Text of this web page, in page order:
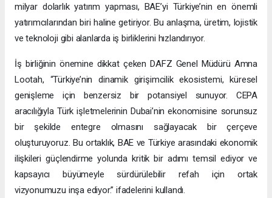
milyar dolarlık yatırım yapması, BAE’yi Türkiye’nin en önemli
yatırımcılarından biri haline getiriyor. Bu anlaşma, üretim, lojistik
ve teknoloji gibi alanlarda iş birliklerini hızlandırıyor.
İş birliğinin önemine dikkat çeken DAFZ Genel Müdürü Amna
Lootah, “Türkiye’nin dinamik girişimcilik ekosistemi, küresel
genişleme için benzersiz bir potansiyel sunuyor. CEPA
aracılığıyla Türk işletmelerinin Dubai’nin ekonomisine sorunsuz
bir şekilde entegre olmasını sağlayacak bir çerçeve
oluşturuyoruz. Bu ortaklık, BAE ve Türkiye arasındaki ekonomik
ilişkileri güçlendirme yolunda kritik bir adımı temsil ediyor ve
kapsayıcı büyümeyle sürdürülebilir refah için ortak
vizyonumuzu inşa ediyor.” ifadelerini kullandı.